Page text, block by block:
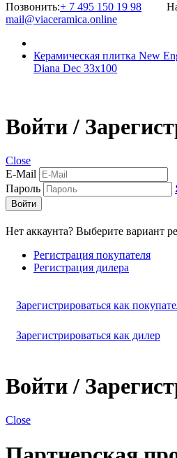
Позвонить:+ 7 495 150 19 98
mail@viaceramica.online
Керамическая плитка New
Diana Dec 33x100
Войти /
Close
E-Mail
Пароль
Войти
Нет аккаунта? Выберите вариант
Регистрация покупателя
Регистрация дилера
Зарегистрироваться как
Зарегистрироваться как дилер
Войти /
Close